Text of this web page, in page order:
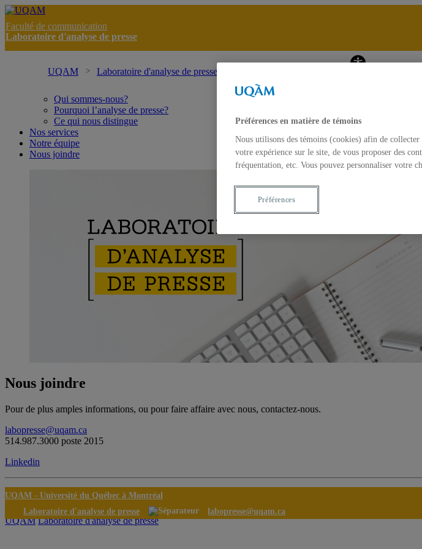
Faculté de communication
Laboratoire d'analyse de presse
UQAM Laboratoire d'analyse de presse
Qui sommes-nous?
Pourquoi l’analyse de presse?
Ce qui nous distingue
Nos services
Notre équipe
Nous joindre
Nous joindre
Pour de plus amples informations, ou pour faire affaire avec nous, contactez-nous.
labopresse@uqam.ca
514.987.3000 poste 2015
Linkedin
UQAM - Université du Québec à Montréal
Laboratoire d'analyse de presse
labopresse@uqam.ca
UQAM Laboratoire d'analyse de presse
Préférences en matière de témoins
Nous utilisons des témoins (cookies) afin de
votre expérience sur le site, de vous proposer des
fréquentation, etc. Vous pouvez personnaliser votre
Préférences